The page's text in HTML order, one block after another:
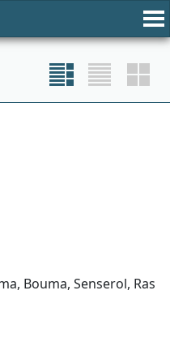
Bouma, Senserol, Ras